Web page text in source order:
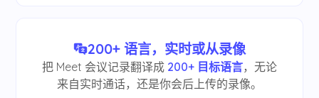
200+ 语言，实时或从录像
把 Meet 会议记录翻译成 200+ 目标语言，无论
来自实时通话，还是你会后上传的录像。